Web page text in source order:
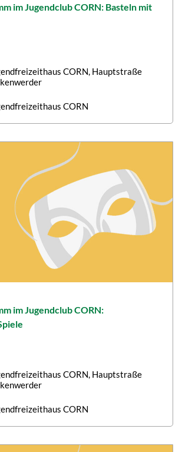
im Jugendclub CORN: Basteln mit
CORN, Hauptstraße
CORN
im Jugendclub CORN:
CORN, Hauptstraße
CORN